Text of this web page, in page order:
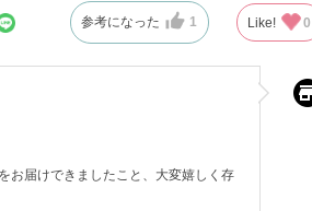
参考になった 1 Like! 0
お届けできましたこと、大変嬉しく存